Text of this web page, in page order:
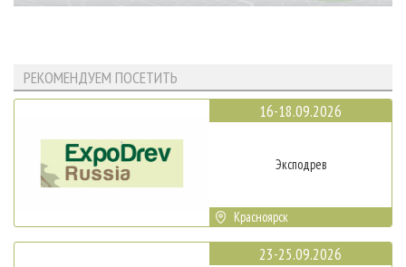
РЕКОМЕНДУЕМ ПОСЕТИТЬ
16-18.09.2026
Эксподрев
Красноярск
23-25.09.2026